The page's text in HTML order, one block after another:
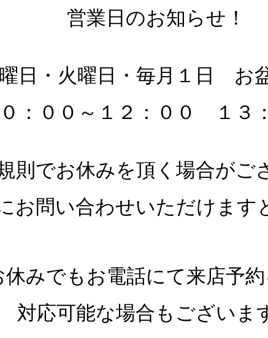
営業日のお知らせ！
日・火曜日・毎月１日 お
：００～１２：００ １３
則でお休みを頂く場合がご
お問い合わせいただけます
休みでもお電話にて来店予
対応可能な場合もございま